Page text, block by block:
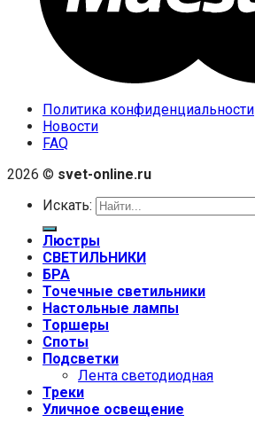
Политика конфиденциальности
Новости
FAQ
2026 © svet-online.ru
Искать:
Люстры
СВЕТИЛЬНИКИ
БРА
Точечные светильники
Настольные лампы
Торшеры
Споты
Подсветки
Лента светодиодная
Треки
Уличное освещение